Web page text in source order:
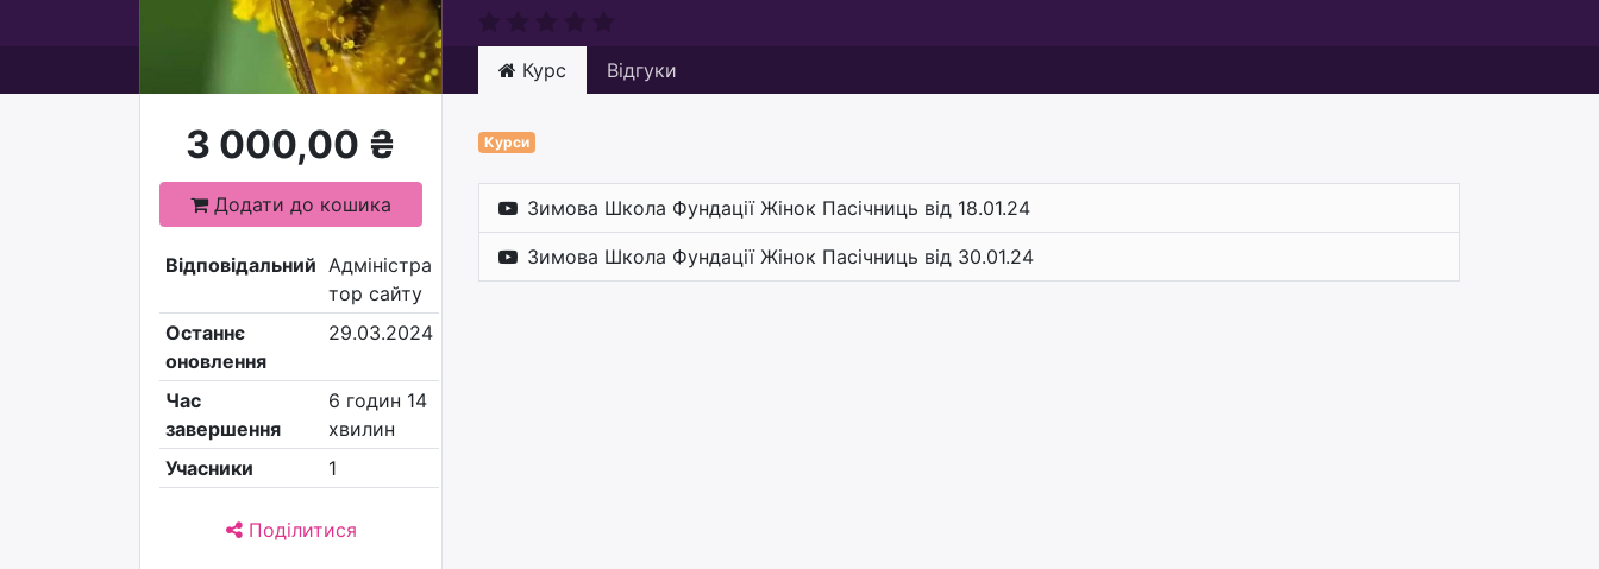
3 000,00 ₴
Додати до кошика
Відповідальний Адміністра
тор сайту
Останнє
оновлення
29.03.2024
Час
завершення
6 годин 14
хвилин
Учасники
1
Поділитися
Курс Відгуки
Курси
Зимова Школа Фундації Жінок Пасічниць від 18.01.24
Зимова Школа Фундації Жінок Пасічниць від 30.01.24